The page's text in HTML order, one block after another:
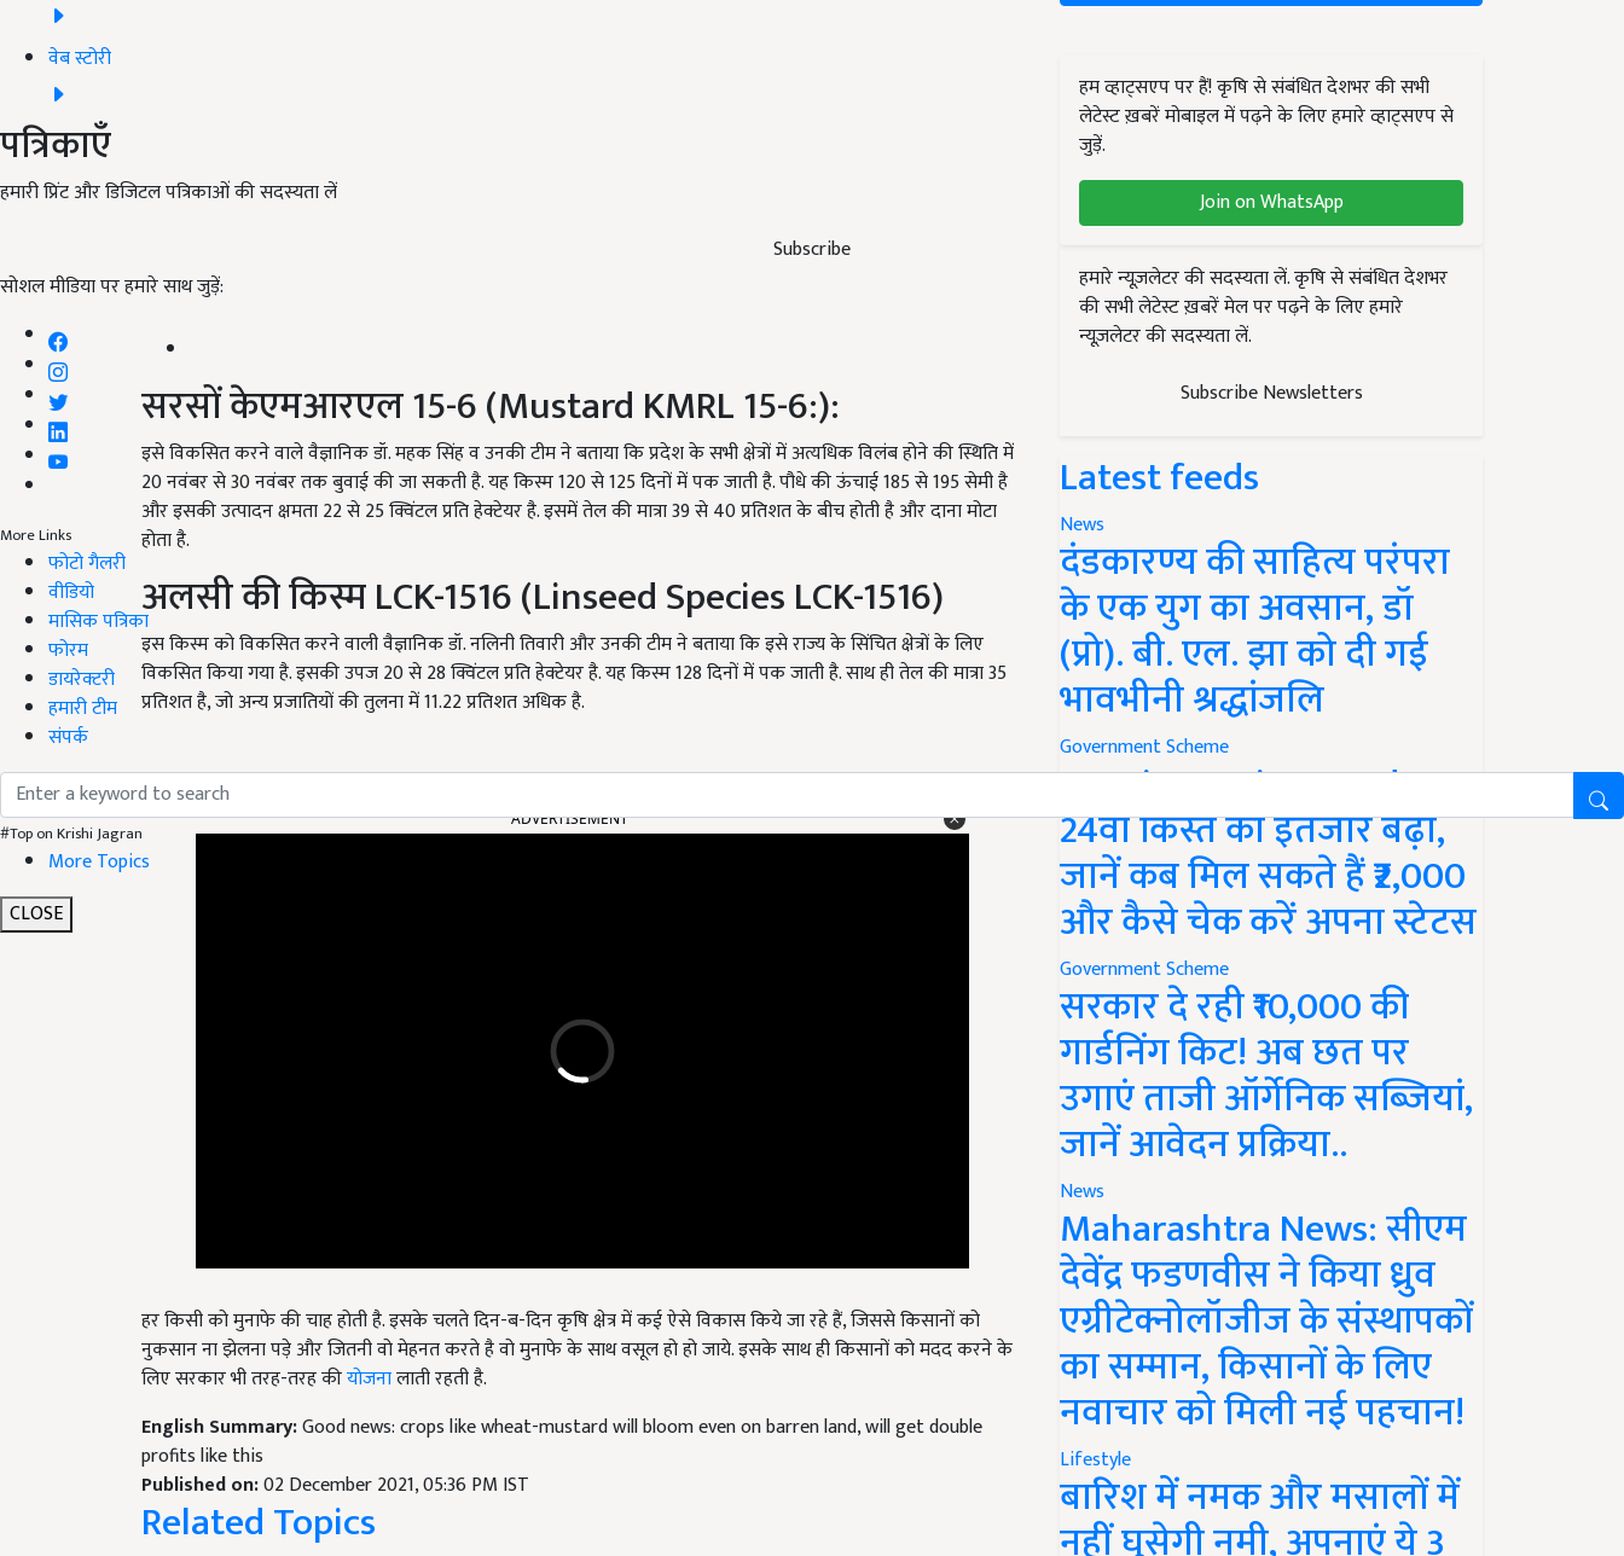
वेब स्टोरी
पत्रिकाएँ
हमारी प्रिंट और डिजिटल पत्रिकाओं की सदस्यता लें
Subscribe
सोशल मीडिया पर हमारे साथ जुड़ें:
More Links
फोटो गैलरी
वीडियो
मासिक पत्रिका
फोरम
डायरेक्टरी
हमारी टीम
संपर्क
#Top on Krishi Jagran
More Topics
CLOSE
सरसों केएमआरएल 15-6 (Mustard KMRL 15-6:):
इसे विकसित करने वाले वैज्ञानिक डॉ. महक सिंह व उनकी टीम ने बताया कि प्रदेश के सभी क्षेत्रों में अत्यधिक विलंब होने की स्थिति में
20 नवंबर से 30 नवंबर तक बुवाई की जा सकती है. यह किस्म 120 से 125 दिनों में पक जाती है. पौधे की ऊंचाई 185 से 195 सेमी है
और इसकी उत्पादन क्षमता 22 से 25 क्विंटल प्रति हेक्टेयर है. इसमें तेल की मात्रा 39 से 40 प्रतिशत के बीच होती है और दाना मोटा
होता है.
अलसी की किस्म LCK-1516 (Linseed Species LCK-1516)
इस किस्म को विकसित करने वाली वैज्ञानिक डॉ. नलिनी तिवारी और उनकी टीम ने बताया कि इसे राज्य के सिंचित क्षेत्रों के लिए
विकसित किया गया है. इसकी उपज 20 से 28 क्विंटल प्रति हेक्टेयर है. यह किस्म 128 दिनों में पक जाती है. साथ ही तेल की मात्रा 35
प्रतिशत है, जो अन्य प्रजातियों की तुलना में 11.22 प्रतिशत अधिक है.
नुकसान ना झेलना पड़े और जितनी वो मेहनत करते है वो मुनाफे के साथ वसूल हो हो जाये. इसके साथ ही किसानों को मदद करने के
लिए सरकार भी तरह-तरह कीयोजनालाती रहती है.
profits like this
Published on:
Related Topics
Trending News
हम व्हाट्सएप पर हैं! कृषि से संबंधित देशभर की सभी
लेटेस्ट ख़बरें मोबाइल में पढ़ने के लिए हमारे व्हाट्सएप से
जुड़ें.
Join on WhatsApp
हमारे न्यूज़लेटर की सदस्यता लें. कृषि से संबंधित देशभर
की सभी लेटेस्ट ख़बरें मेल पर पढ़ने के लिए हमारे
न्यूज़लेटर की सदस्यता लें.
Subscribe Newsletters
Latest feeds
News
दंडकारण्य की साहित्य परंपरा
के एक युग का अवसान, डॉ
(प्रो). बी. एल. झा को दी गई
भावभीनी श्रद्धांजलि
Government Scheme
PM Kisan Yojana Update:
24वीं किस्त का इंतजार बढ़ा,
जानें कब मिल सकते हैं ₹2,000
और कैसे चेक करें अपना स्टेटस
Government Scheme
सरकार दे रही ₹10,000 की
गार्डनिंग किट! अब छत पर
उगाएं ताजी ऑर्गेनिक सब्जियां,
जानें आवेदन प्रक्रिया..
News
Maharashtra News: सीएम
देवेंद्र फडणवीस ने किया ध्रुव
एग्रीटेक्नोलॉजीज के संस्थापकों
का सम्मान, किसानों के लिए
नवाचार को मिली नई पहचान!
Lifestyle
बारिश में नमक और मसालों में